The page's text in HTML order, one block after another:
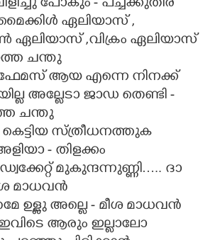
പോകും - പച്ചക്കുതിര
ഏലിയാസ് ,
ഏലിയാസ് ,വിക്രം ഏലിയാസ്
ചന്തു
ആയ എന്നെ നിനക്ക്
അല്ലേടാ ജാഡ തെണ്ടി -
ചന്തു
സ്ത്രീധനത്തുക
- തിളക്കം
മുകുന്ദന്നുണ്ണി….. ദാ
മാധവൻ
ഉള്ളു അല്ലെ - മീശ മാധവൻ
ആരും ഇല്ലാലോ